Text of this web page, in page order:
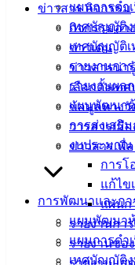
แผนการดำ
เทศบัญญัติ
เทศบัญญัติเ
รายงานกา
รายงานผล
แผนพัฒนาด้
การส่งเสริ
งบประมาณ
การโ
แก้ไข
แผนก
รายงานการ
รายงานขอ
ข่าวสาร กิจกรรม
กิจกรรมอ่า
ข่าวเด่น
ข่าวสารน่า
เลือกตั้งเทศ
ข้อมูลทาง
วารสารเมื
ข่าวสารเพื่
การพัฒนาและกา
แผนพัฒนา
แผนการดำ
เทศบัญญัติ